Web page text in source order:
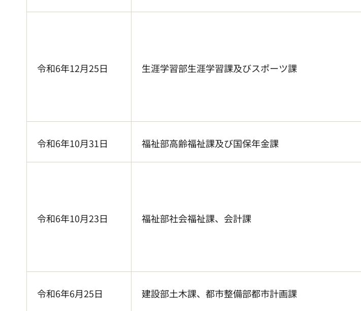
令和6年12月25日 生涯学習部生涯学習課及びスポーツ課
令和6年10月31日 福祉部高齢福祉課及び国保年金課
令和6年10月23日 福祉部社会福祉課、会計課
令和6年6月25日 建設部土木課、都市整備部都市計画課